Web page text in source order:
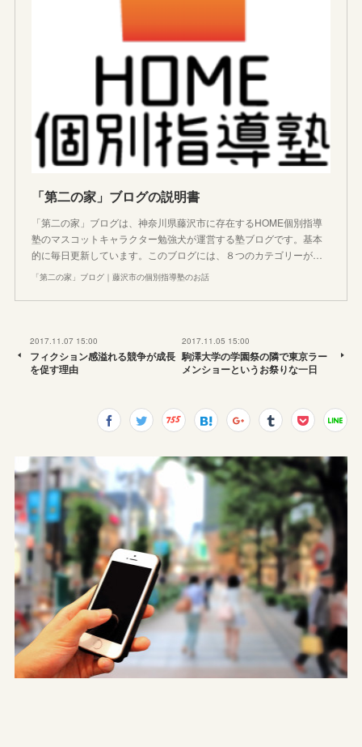
「第二の家」ブログの説明書
「第二の家」ブログは、神奈川県藤沢市に存在するHOME個別指導
塾のマスコットキャラクター勉強犬が運営する塾ブログです。基本
的に毎日更新しています。このブログには、８つのカテゴリーが…
「第二の家」ブログ｜藤沢市の個別指導塾のお話
2017.11.07 15:00
フィクション感溢れる競争が成長
を促す理由
2017.11.05 15:00
駒澤大学の学園祭の隣で東京ラー
メンショーというお祭りな一日